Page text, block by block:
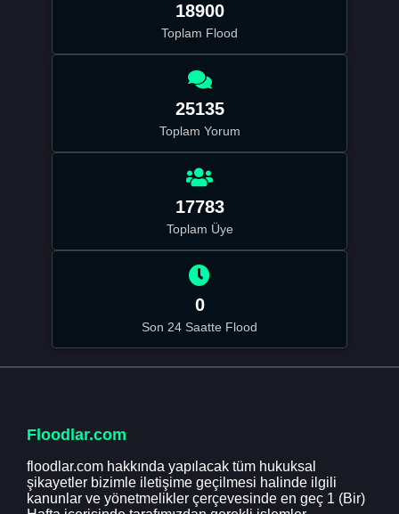
18900
Toplam Flood
25135
Toplam Yorum
17783
Toplam Üye
0
Son 24 Saatte Flood
Floodlar.com
floodlar.com hakkında yapılacak tüm hukuksal
şikayetler bizimle iletişime geçilmesi halinde ilgili
kanunlar ve yönetmelikler çerçevesinde en geç 1 (Bir)